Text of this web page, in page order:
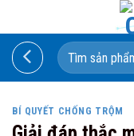
to
content
Search
for:
BÍ QUYẾT CHỐNG TRỘM